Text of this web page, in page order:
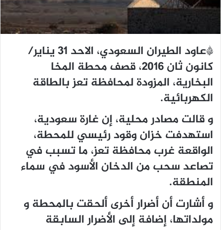
*عاود الطيران السعودي، الاحد 31 يناير/
كانون ثان 2016، قصف محطة المخا
البخارية، المزودة لمحافظة تعز بالطاقة
الكهربائية.
و قالت مصادر محلية، إن غارة سعودية،
استهدفت خزان وقود رئيسي للمحطة،
الواقعة غرب محافظة تعز، ما تسبب في
تصاعد سحب من الدخان الأسود في سماء
المنطقة.
و أشارت أن أضرار أخرى ألحقت بالمحطة و
مولداتها، إضافة إلى الأضرار السابقة